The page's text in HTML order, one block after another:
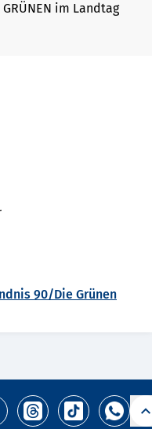
im Landtag
90/Die Grünen